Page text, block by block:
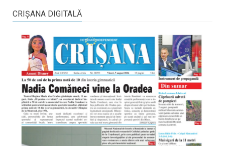
CRIŞANA DIGITALĂ